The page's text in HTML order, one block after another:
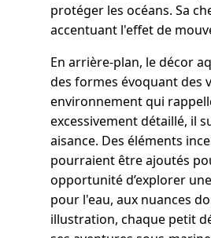
protéger les océans. Sa
accentuant l'effet de
En arrière-plan, le décor
des formes évoquant des
environnement qui
excessivement détaillé, il
aisance. Des éléments
pourraient être ajoutés
opportunité d’explorer
pour l'eau, aux nuances
illustration, chaque petit